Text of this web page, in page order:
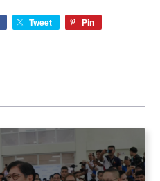
Tweet
Pin